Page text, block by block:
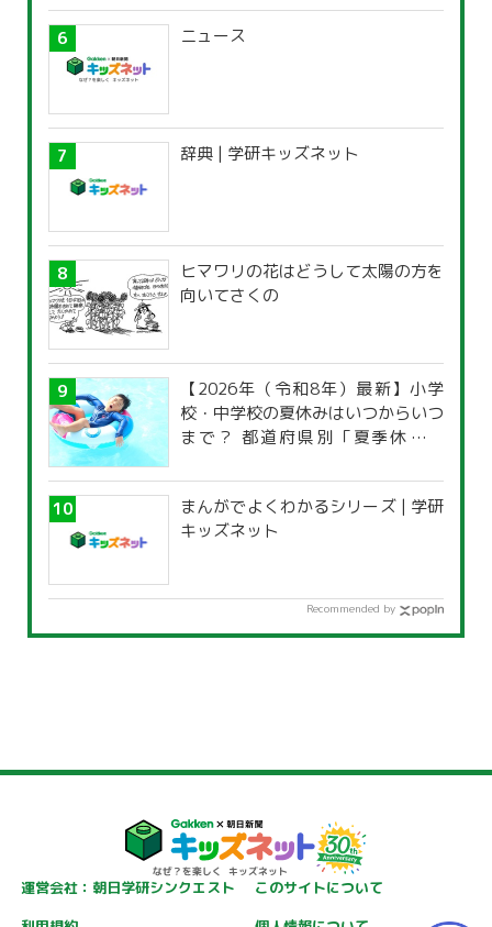
ニュース
辞典 | 学研キッズネット
ヒマワリの花はどうして太陽の方を
向いてさくの
【2026年（令和8年）最新】小学
校・中学校の夏休みはいつからいつ
まで？ 都道府県別「夏季休暇一
まんがでよくわかるシリーズ | 学研
キッズネット
Recommended by
運営会社：朝日学研シンクエスト
このサイトについて